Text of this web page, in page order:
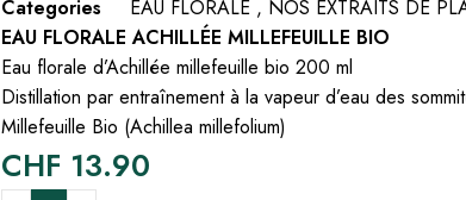
Categories
EAU FLORALE , NOS EXTRAITS DE
EAU FLORALE ACHILLÉE MILLEFEUILLE BIO
Eau florale d’Achillée millefeuille bio 200 ml
Distillation par entraînement à la vapeur d’eau des
Millefeuille Bio (Achillea millefolium)
CHF 13.90